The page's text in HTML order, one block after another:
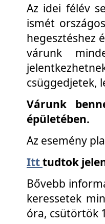
Az idei félév
ismét
hegesztéshez
várunk
csüggedjetek,
Várunk
épületében.
Az esemény
Itttudtok
Bővebb
keressetek
óra, csütörtök